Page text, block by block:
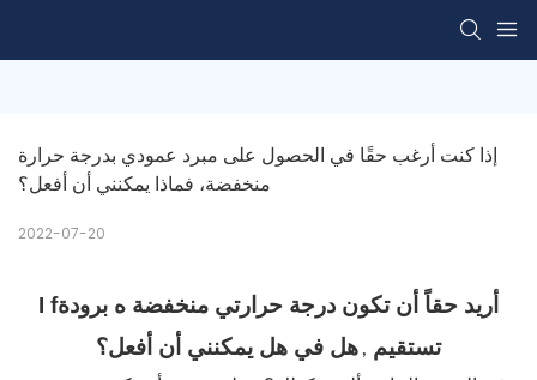
إذا كنت أرغب حقًا في الحصول على مبرد عمودي بدرجة حرارة
منخفضة، فماذا يمكنني أن أفعل؟
2022-07-20
I fأريد حقاً أن تكون درجة حرارتي منخفضة ه برودة
تستقيم , هل في هل يمكنني أن أفعل؟